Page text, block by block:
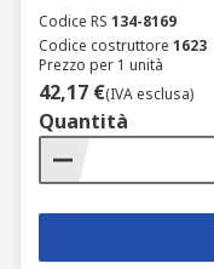
Codice RS 134-8169
Codice costruttore 1623
Prezzo per 1 unità
42,17 €(IVA esclusa)
Quantità